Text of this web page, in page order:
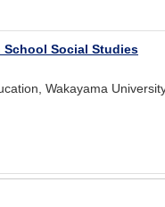
Social Studies
Wakayama